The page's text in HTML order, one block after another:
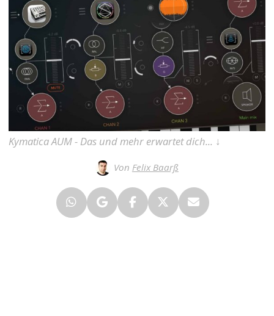
Kymatica AUM - Das und mehr erwartet dich... ↓
Von Felix Baarß